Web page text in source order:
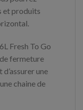
et produits
Fresh To Go
fermeture
une
chaine de